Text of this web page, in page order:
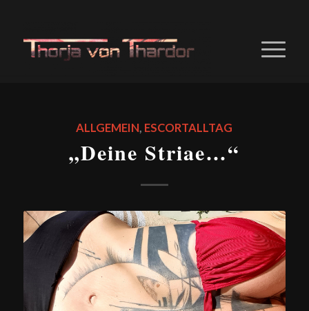
ALLGEMEIN, ESCORTALLTAG
„Deine Striae…“